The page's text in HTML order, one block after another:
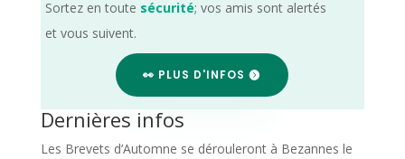
Sortez en toute sécurité; vos amis sont alertés
et vous suivent.
👀 PLUS D'INFOS
Dernières infos
Les Brevets d’Automne se dérouleront à Bezannes le